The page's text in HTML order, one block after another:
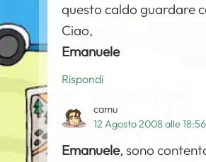
questo caldo guardare
Ciao,
Emanuele
Rispondi
camu
12 Agosto 2008 alle 18:56
Emanuele, sono